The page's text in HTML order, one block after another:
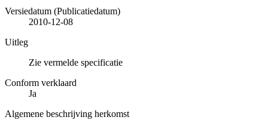
Versiedatum (Publicatiedatum)
2010-12-08
Uitleg
Zie vermelde specificatie
Conform verklaard
Ja
Algemene beschrijving herkomst